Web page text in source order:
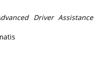
Driver Assistance